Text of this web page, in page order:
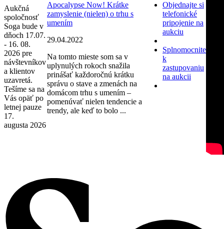
Aukčná
spoločnosť
Soga bude v
dňoch 17.07.
- 16. 08.
2026 pre
návštevníkov
a klientov
uzavretá.
Tešíme sa na
Vás opäť po
letnej pauze
17.
augusta 2026
Apocalypse Now! Krátke
zamyslenie (nielen) o trhu s
umením
29.04.2022
Na tomto mieste som sa v
uplynulých rokoch snažila
prinášať každoročnú krátku
správu o stave a zmenách na
domácom trhu s umením –
pomenúvať nielen tendencie a
trendy, ale keď to bolo ...
Objednajte si
telefonické
pripojenie na
aukciu
Splnomocnite
k
zastupovaniu
na aukcii